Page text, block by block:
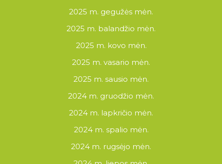
2025 m. gegužės mėn.
2025 m. balandžio mėn.
2025 m. kovo mėn.
2025 m. vasario mėn.
2025 m. sausio mėn.
2024 m. gruodžio mėn.
2024 m. lapkričio mėn.
2024 m. spalio mėn.
2024 m. rugsėjo mėn.